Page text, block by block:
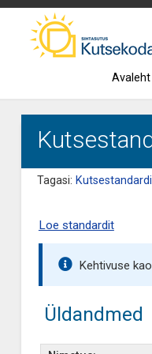
Avaleht
Tagasi:
Loe standardit
Kehtivuse
Üldandmed